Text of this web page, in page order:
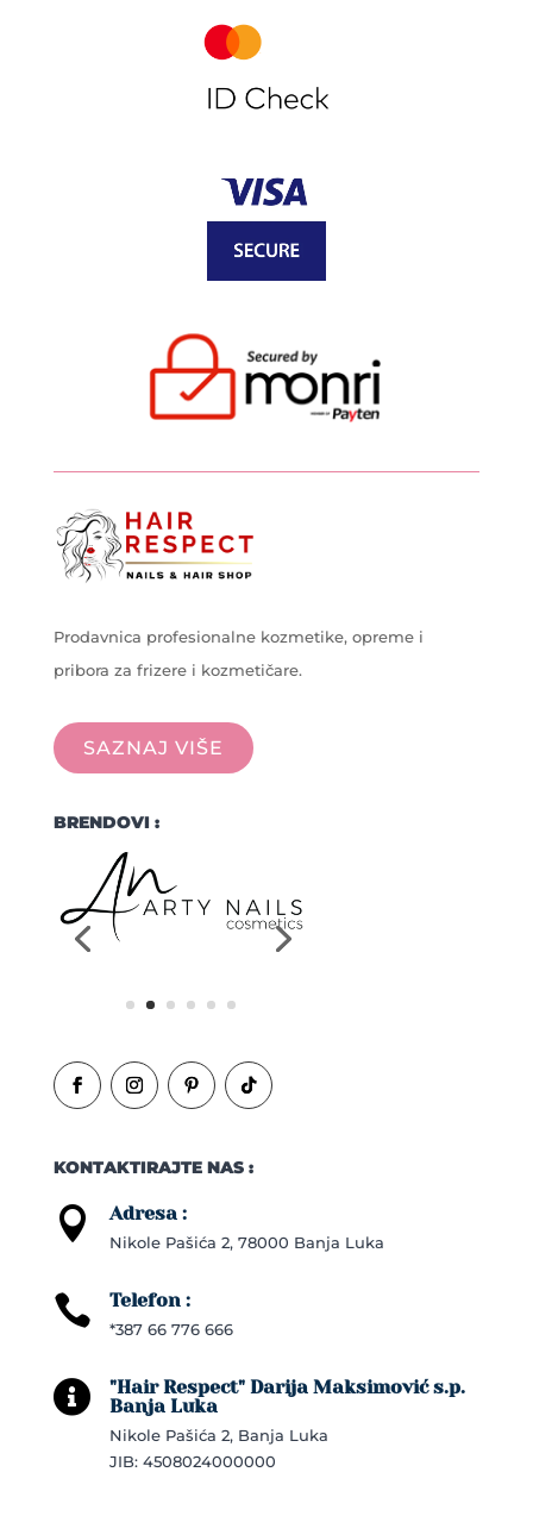
Prodavnica profesionalne kozmetike, opreme i
pribora za frizere i kozmetičare.
SAZNAJ VIŠE
BRENDOVI :
KONTAKTIRAJTE NAS :
 Adresa :
Nikole Pašića 2, 78000 Banja Luka
 Telefon :
*387 66 776 666

"Hair Respect" Darija Maksimović s.p.
Banja Luka
Nikole Pašića 2, Banja Luka
JIB: 4508024000000